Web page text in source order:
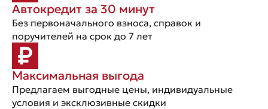
Автокредит за 30 минут
Без первоначального взноса, справок и
поручителей на срок до 7 лет
Максимальная выгода
Предлагаем выгодные цены, индивидуальные
условия и эксклюзивные скидки